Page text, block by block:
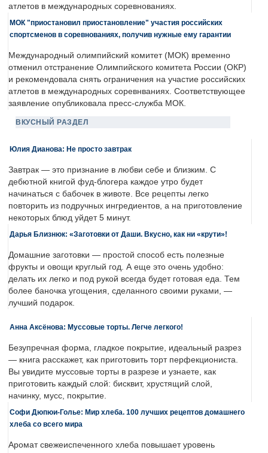
атлетов в международных соревнованиях.
МОК "приостановил приостановление" участия российских
спортсменов в соревнованиях, получив нужные ему гарантии
Международный олимпийский комитет (МОК) временно
отменил отстранение Олимпийского комитета России (ОКР)
и рекомендовала снять ограничения на участие российских
атлетов в международных соревнваниях. Соответствующее
заявление опубликовала пресс-служба МОК.
ВКУСНЫЙ РАЗДЕЛ
Юлия Дианова: Не просто завтрак
Завтрак — это признание в любви себе и близким. С
дебютной книгой фуд-блогера каждое утро будет
начинаться с бабочек в животе. Все рецепты легко
повторить из подручных ингредиентов, а на приготовление
некоторых блюд уйдет 5 минут.
Дарья Близнюк: «Заготовки от Даши. Вкусно, как ни «крути»!
Домашние заготовки — простой способ есть полезные
фрукты и овощи круглый год. А еще это очень удобно:
делать их легко и под рукой всегда будет готовая еда. Тем
более баночка угощения, сделанного своими руками, —
лучший подарок.
Анна Аксёнова: Муссовые торты. Легче легкого!
Безупречная форма, гладкое покрытие, идеальный разрез
— книга расскажет, как приготовить торт перфекциониста.
Вы увидите муссовые торты в разрезе и узнаете, как
приготовить каждый слой: бисквит, хрустящий слой,
начинку, мусс, покрытие.
Софи Дюпюи-Голье: Мир хлеба. 100 лучших рецептов домашнего
хлеба со всего мира
Аромат свежеиспеченного хлеба повышает уровень